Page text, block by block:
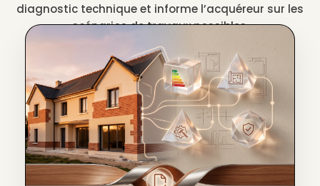
diagnostic technique et informe l’acquéreur sur les
scénarios de travaux possibles.